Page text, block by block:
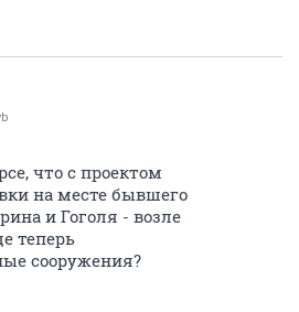
что с проектом
на месте бывшего
и Гоголя - возле
теперь
сооружения?